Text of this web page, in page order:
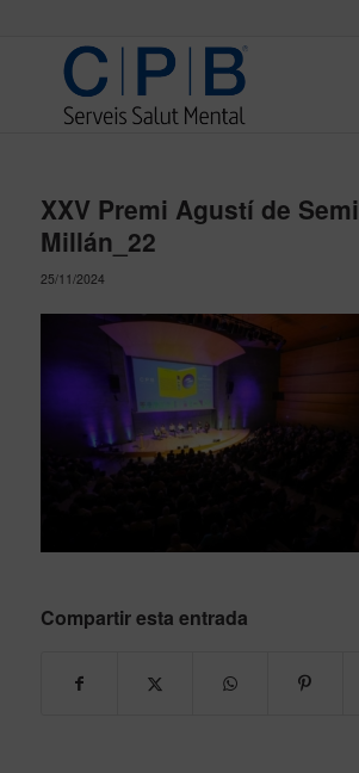
XXV Premi Agustí de
Millán_22
25/11/2024
Compartir esta entrada